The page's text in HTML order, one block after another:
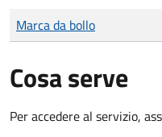
Tipo di pagamento
Importo
Marca da bollo
Cosa serve
Per accedere al servizio,